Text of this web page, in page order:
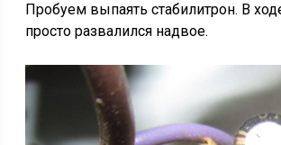
Пробуем выпаять стабилитрон. В
просто развалился надвое.